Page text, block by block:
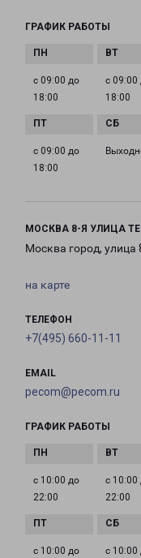
ГРАФИК РАБОТЫ
с 09:00 до
18:00
с 09:00
18:00
с 09:00 до
18:00
МОСКВА 8-Я УЛИЦА
Москва город, улица
на карте
ТЕЛЕФОН
+7(495) 660-11-11
EMAIL
pecom@pecom.ru
ГРАФИК РАБОТЫ
с 10:00 до
22:00
с 10:00
22:00
с 10:00 до
с 10:00